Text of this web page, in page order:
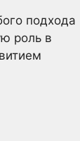
подхода
роль в